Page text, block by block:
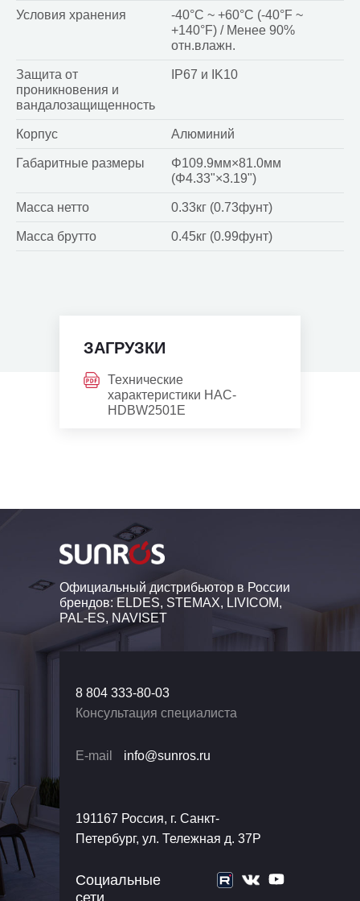
Условия хранения
-40°C ~ +60°C (-40°F ~
+140°F) / Менее 90%
отн.влажн.
Защита от
проникновения и
вандалозащищенность
IP67 и IK10
Корпус Алюминий
Габаритные размеры
Φ109.9мм×81.0мм
(Φ4.33"×3.19")
Масса нетто 0.33кг (0.73фунт)
Масса брутто 0.45кг (0.99фунт)
Технические
характеристики HAC-
HDBW2501E
ЗАГРУЗКИ
Официальный дистрибьютор в России
брендов: ELDES, STEMAX, LIVICOM,
PAL-ES, NAVISET
Социальные
191167 Россия, г. Санкт-
Петербург, ул. Тележная д. 37Р
E-mail info@sunros.ru
8 804 333-80-03
Консультация специалиста